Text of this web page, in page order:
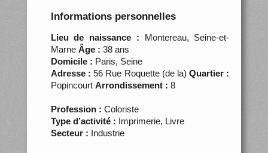
Informations personnelles
Lieu de naissance : Montereau, Seine-et-
MarneÂge : 38 ans
Domicile : Paris, Seine
Adresse : 56 Rue Roquette (de la)Quartier :
Popincourt Arrondissement : 8
Profession : Coloriste
Type d’activité : Imprimerie, Livre
Secteur : Industrie